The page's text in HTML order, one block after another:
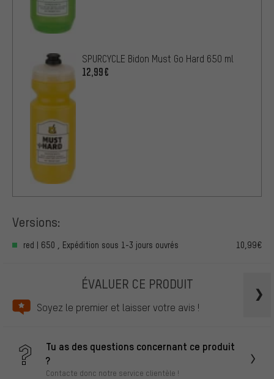
SPURCYCLE Bidon Must Go Hard 650 ml
12,99€
Versions:
red | 650 , Expédition sous 1-3 jours ouvrés 10,99€
ÉVALUER CE PRODUIT
Soyez le premier et laisser votre avis !
Tu as des questions concernant ce produit
?
Contacte donc notre service clientèle !